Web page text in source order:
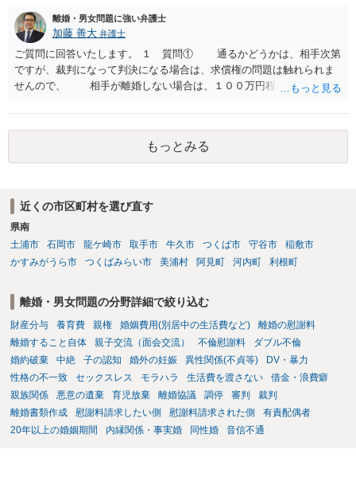
離婚・男女問題に強い弁護士
加藤 善大 弁護士
ご質問に回答いたします。 １ 質問① 通るかどうかは、相手次第
ですが、裁判になって判決になる場合は、求償権の問題は触れられま
せんので、 相手が離婚しない場合は、１００万円程度となる可能
するデメリットはありますから（経済的、時間的、精神的負担等）、
反対にご自身が、裁判も辞さずという姿勢を示すことで、プラス
に働く可能性は有り得ます。 交渉で解決する多くの場合は、相手
が弁護士に依頼しているケースで、５０万円以下で合意できる場合は
減額を進めるうえでの交渉材料かと思います。 なお、ご自身が離
婚しないことは、交渉材料にはならないかと思いますので、ご注意く
ださい。 また、相手夫婦の婚姻関係が既に破綻していたことや、
相手女性が結婚しているとは知らなかったと主張することもあります
る旨の交渉をすることが妥当かどうかという基準はありません。
公序良俗に反するような金額では、その条項自体が無効になり得ます
が、 ２００万円でも、５０万円でも、公序良俗に反するほど高額
とはいえないと考えますので、 結局は、妥当かどうかというより
も、ご自身が納得できるかどうかという基準でお考えいただくといい
と思います。 そのうえで、合意できるかは、相手も納得できるか
否かにかかってはきますが。 ４ 質問④ ご記載の内容からは判断
できないのですが、 清算条項を記載しないで合意することはリス
クがありますので、むしろ、原則としては、清算条項を記載するべき
もっとみる
近くの市区町村を選び直す
県南
土浦市
石岡市 龍ケ崎市 取手市 牛久市 つくば市 守谷市
稲敷市
かすみがうら市
つくばみらい市 美浦村 阿見町 河内町 利根町
離婚・男女問題の分野詳細で絞り込む
財産分与 養育費 親権 婚姻費用(別居中の生活費など)
離婚の慰謝料
離婚すること自体
親子交流（面会交流） 不倫慰謝料
ダブル不倫
婚約破棄
中絶 子の認知 婚外の妊娠 異性関係(不貞等)
DV・暴力
性格の不一致
セックスレス モラハラ 生活費を渡さない
借金・浪費癖
親族関係
悪意の遺棄 育児放棄 離婚協議 調停 審判
裁判
離婚書類作成
慰謝料請求したい側 慰謝料請求された側
有責配偶者
20年以上の婚姻期間
内縁関係・事実婚 同性婚 音信不通